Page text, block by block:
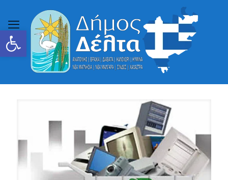
Ανοίξτε τη γραμμή εργαλείων